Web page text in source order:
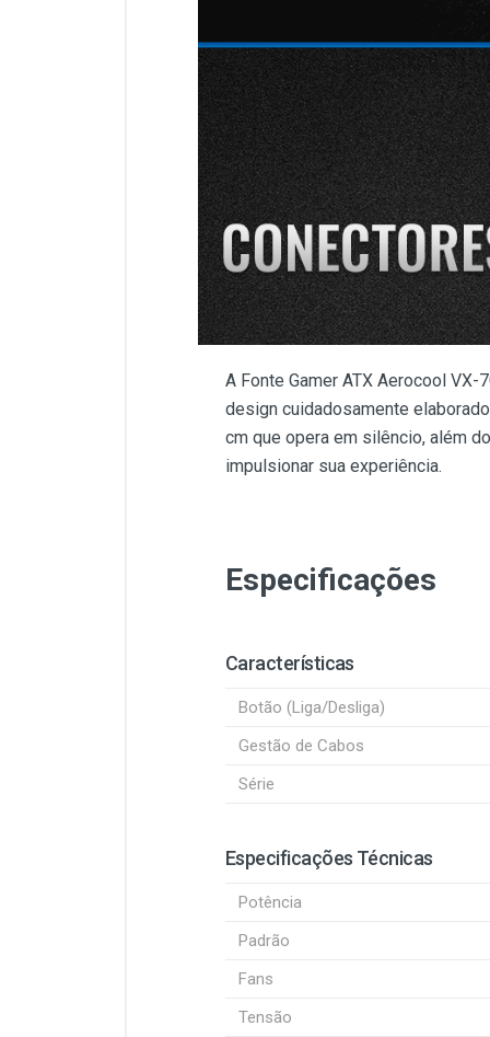
A Fonte Gamer ATX Aerocool
design cuidadosamente
cm que opera em silêncio, além
impulsionar sua experiência.
Especificações
Características
Botão (Liga/Desliga)
Gestão de Cabos
Série
Especificações Técnicas
Potência
Padrão
Fans
Tensão